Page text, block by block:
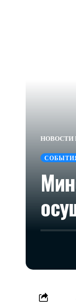
НОВОСТИ